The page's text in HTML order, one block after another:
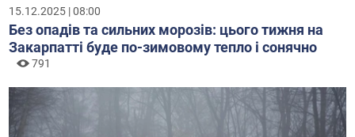
15.12.2025 | 08:00
Без опадів та сильних морозів: цього тижня на
Закарпатті буде по-зимовому тепло і сонячно
791